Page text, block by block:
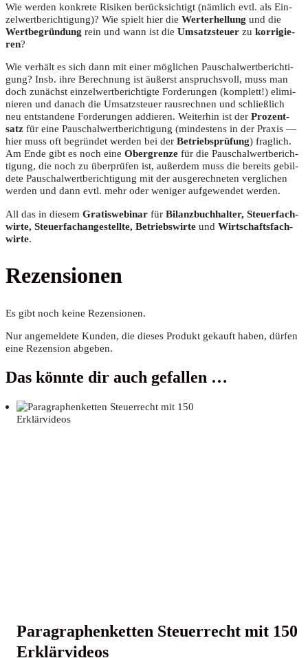
Wie wer­den kon­kre­te Risi­ken berück­sich­tigt (näm­lich evtl. als Ein­
zel­wert­be­rich­ti­gung)? Wie spielt hier die Wert­erhel­lung und die
Wert­be­grün­dung rein und wann ist die Umsatz­steu­er zu kor­ri­gie­
ren?
Wie ver­hält es sich dann mit einer mög­li­chen Pau­schal­wert­be­rich­ti­
gung? Insb. ihre Berech­nung ist äußerst anspruchs­voll, muss man
doch zunächst ein­zel­wert­be­rich­tig­te For­de­run­gen (kom­plett!) eli­mi­
nie­ren und danach die Umsatz­steu­er raus­rech­nen und schließ­lich
neu ent­stan­de­ne For­de­run­gen addie­ren. Wei­ter­hin ist der Pro­zent­
satz für eine Pau­schal­wert­be­rich­ti­gung (min­des­tens in der Pra­xis —
hier muss oft begrün­det wer­den bei der Betriebs­prü­fung) frag­lich.
Am Ende gibt es noch eine Ober­gren­ze für die Pau­schal­wert­be­rich­
ti­gung, die noch zu über­prü­fen ist, außer­dem muss die bereits gebil­
de­te Pau­schal­wert­be­rich­ti­gung mit der aus­ge­rech­ne­ten ver­gli­chen
wer­den und dann evtl. mehr oder weni­ger auf­ge­wen­det werden.
All das in die­sem Gra­tis­web­i­nar für Bilanz­buch­hal­ter, Steu­er­fach­
wir­te, Steu­er­fach­an­ge­stell­te, Betriebs­wir­te und Wirt­schafts­fach­
wir­te.
Rezensionen
Es gibt noch keine Rezensionen.
Nur angemeldete Kunden, die dieses Produkt gekauft haben, dürfen
eine Rezension abgeben.
Das könnte dir auch gefallen …
Para­gra­phen­ket­ten Steu­er­recht mit 150
Erklärvideos